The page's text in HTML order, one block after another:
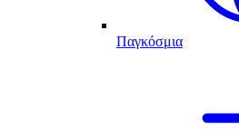
Παγκόσμια